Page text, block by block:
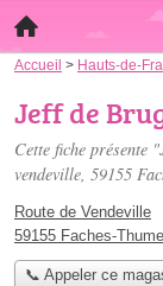
Accueil > Hauts-de-
Jeff de
Cette fiche présente
vendeville, 59155
Route de Vendeville
59155 Faches-
📞 Appeler ce